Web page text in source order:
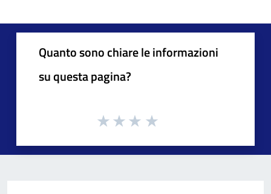
Quanto sono chiare le informazioni
su questa pagina?